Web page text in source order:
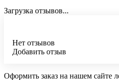
Загрузка отзывов...
Нет отзывов
Добавить отзыв
Оформить заказ на нашем сайте